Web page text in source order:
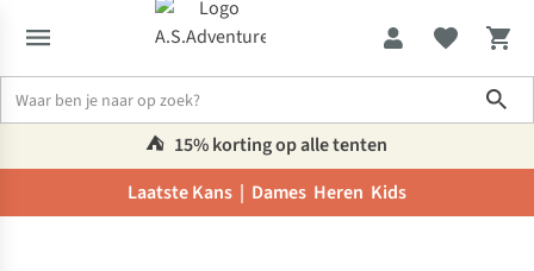
⛺️ 15% korting op alle tenten
Laatste Kans | Dames Heren Kids